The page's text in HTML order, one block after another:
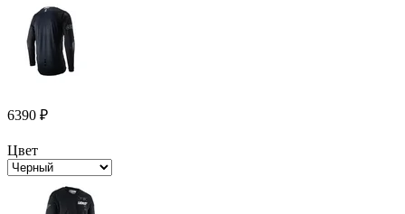
6390 ₽
Цвет